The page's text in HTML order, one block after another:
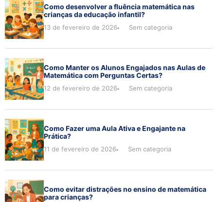
Como desenvolver a fluência matemática nas
crianças da educação infantil?
13 de fevereiro de 2026 Sem categoria
Como Manter os Alunos Engajados nas Aulas de
Matemática com Perguntas Certas?
12 de fevereiro de 2026 Sem categoria
Como Fazer uma Aula Ativa e Engajante na
Prática?
11 de fevereiro de 2026 Sem categoria
Como evitar distrações no ensino de matemática
para crianças?